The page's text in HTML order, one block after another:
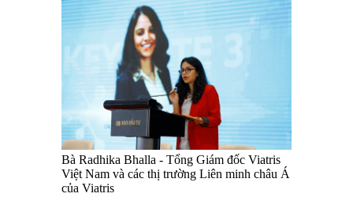
Bà Radhika Bhalla - Tổng Giám đốc Viatris
Việt Nam và các thị trường Liên minh châu Á
của Viatris